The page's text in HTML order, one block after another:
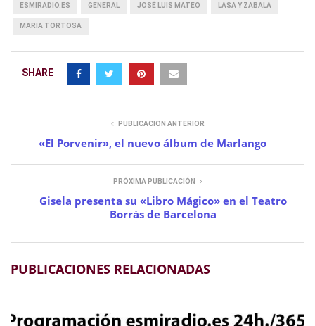
ESMIRADIO.ES GENERAL JOSÉ LUIS MATEO LASA Y ZABALA
MARIA TORTOSA
SHARE
PUBLICACIÓN ANTERIOR
«El Porvenir», el nuevo álbum de Marlango
PRÓXIMA PUBLICACIÓN
Gisela presenta su «Libro Mágico» en el Teatro
Borrás de Barcelona
PUBLICACIONES RELACIONADAS